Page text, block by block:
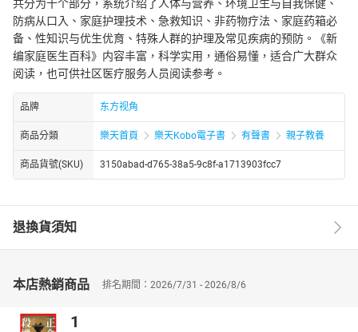
共分为十个部分，系统介绍了人体与营养、环境卫生与自我保健、
防病从口入、家庭护理技术、急救知识、非药物疗法、家庭药箱必
备、性知识与优生优育、特殊人群的护理及常见疾病的预防。《新
编家庭医生百科》内容丰富，科学实用，通俗易懂，适合广大群众
阅读，也可供社区医疗服务人员阅读参考。
品牌 东方视角
商品分類 樂天首頁 樂天Kobo電子書 有聲書 親子教養
商品貨號(SKU) 3150abad-d765-38a5-9c8f-a1713903fcc7
退換貨須知
本店熱銷商品 排名期間：2026/7/31 - 2026/8/6
1